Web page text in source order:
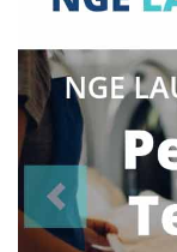
Malang
Manado
Mataram